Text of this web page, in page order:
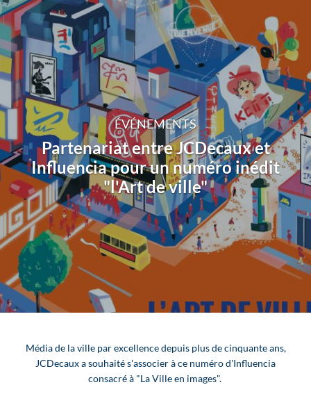
ÉVÉNEMENTS
Partenariat entre JCDecaux et
Influencia pour un numéro inédit
"l'Art de ville"
Média de la ville par excellence depuis plus de cinquante ans,
JCDecaux a souhaité s'associer à ce numéro d'Influencia
consacré à "La Ville en images".